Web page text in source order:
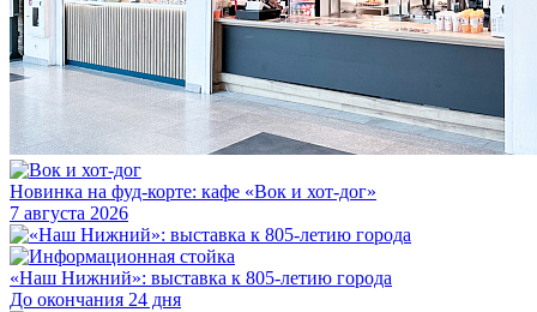
Новинка на фуд-корте: кафе «Вок и хот-дог»
7 августа 2026
«Наш Нижний»: выставка к 805-летию города
До окончания 24 дня